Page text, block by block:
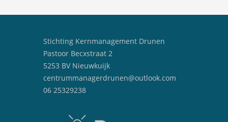
Stichting Kernmanagement Drunen
Pastoor Becxstraat 2
5253 BV Nieuwkuijk
centrummanagerdrunen@outlook.com
06 25329238